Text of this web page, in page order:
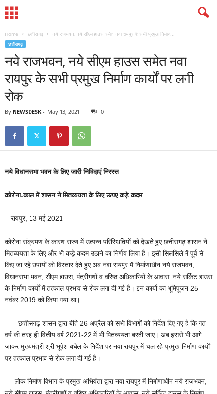
Home छत्तीसगढ़ नये राजभवन, नये सीएम हाउस समेत नवा रायपुर के सभी प्रमुख निर्माण...
छत्तीसगढ़
नये राजभवन, नये सीएम हाउस समेत नवा
रायपुर के सभी प्रमुख निर्माण कार्यों पर लगी
रोक
By NEWSDESK - May 13, 2021 0
नये विधानसभा भवन के लिए जारी निविदाएं निरस्त
कोरोना-काल में शासन ने मितव्ययता के लिए उठाए कड़े कदम
रायपुर, 13 मई 2021
कोरोना संक्रमण के कारण राज्य में उत्पन्न परिस्थितियों को देखते हुए छत्तीसगढ़ शासन ने
मितव्ययता के लिए और भी कड़े कदम उठाने का निर्णय लिया है। इसी सिलसिले में पूर्व से
किए जा रहे उपायों को विस्तार देते हुए अब नवा रायपुर में निर्माणाधीन नये राजभवन,
विधानसभा भवन, सीएम हाउस, मंत्रीगणों व वरिष्ठ अधिकारियों के आवास, नये सर्किट हाउस
के निर्माण कार्यों में तत्काल प्रभाव से रोक लगा दी गई है। इन कार्यो का भूमिपूजन 25
नवंबर 2019 को किया गया था।
छत्तीसगढ़ शासन द्वारा बीते 26 अप्रैल को सभी विभागों को निर्देश दिए गए है कि गत
वर्ष की तरह ही वित्तीय वर्ष 2021-22 में भी मितव्ययता बरती जाए। अब इससे भी आगे
जाकर मुख्यमंत्री श्री भूपेश बघेल के निर्देश पर नवा रायपुर में चल रहे प्रमुख निर्माण कार्यों
पर तत्काल प्रभाव से रोक लगा दी गई है।
लोक निर्माण विभाग के प्रमुख अभियंता द्वारा नवा रायपुर में निर्माणाधीन नये राजभवन,